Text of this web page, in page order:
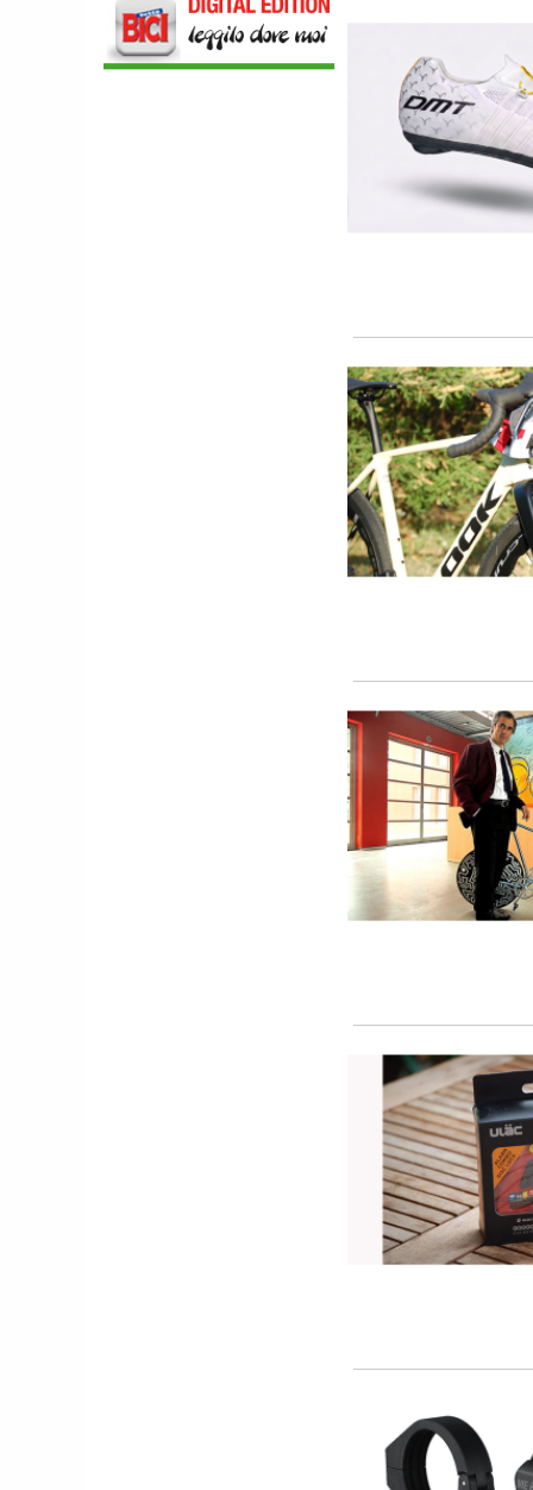
AL MANUBRIO LEGGERA ED
ECONOMICA
ABBIGLIAMENTO